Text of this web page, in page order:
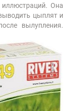
Она
цыплят и
вылупления.